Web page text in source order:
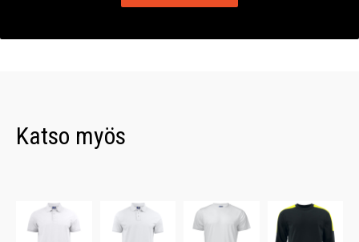
Katso myös